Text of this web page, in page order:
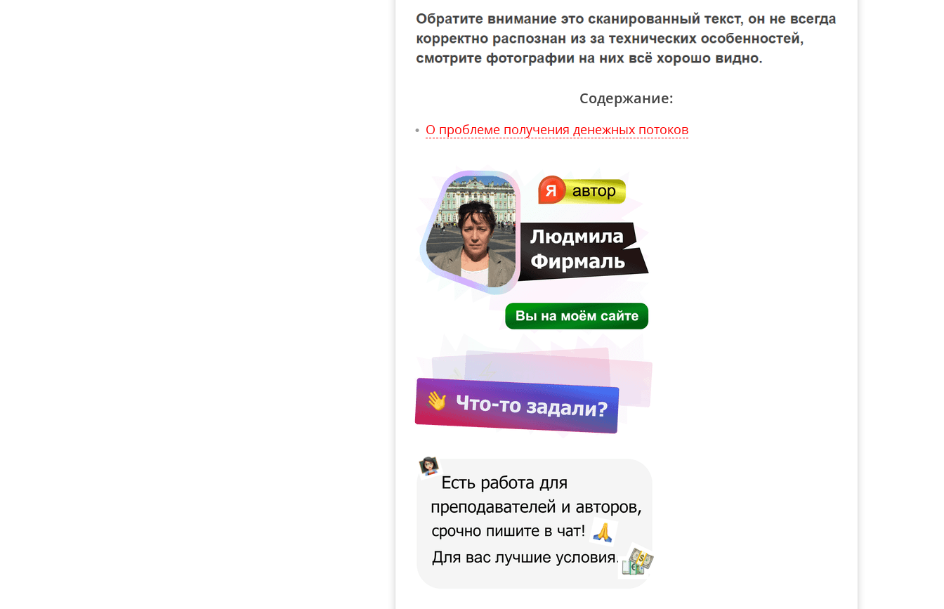
Содержание:
О проблеме получения денежных потоков